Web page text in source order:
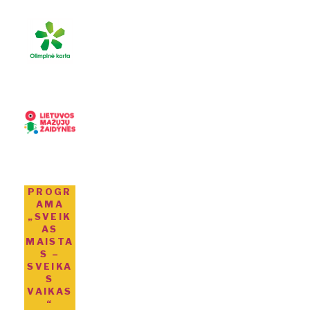
PROGR
AMA
„SVEIK
AS
MAISTA
S –
SVEIKA
S
VAIKAS
“